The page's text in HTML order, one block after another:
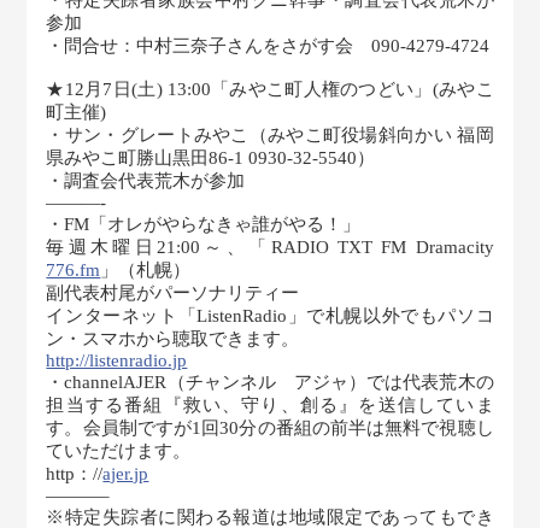
参加
・問合せ：中村三奈子さんをさがす会 090-4279-4724
★12月7日(土) 13:00「みやこ町人権のつどい」(みやこ
町主催)
・サン・グレートみやこ（みやこ町役場斜向かい 福岡
県みやこ町勝山黒田86-1 0930-32-5540）
・調査会代表荒木が参加
———-
・FM「オレがやらなきゃ誰がやる！」
毎週木曜日21:00～、「RADIO TXT FM Dramacity
776.fm 」（札幌）
副代表村尾がパーソナリティー
インターネット「ListenRadio」で札幌以外でもパソコ
ン・スマホから聴取できます。
http://listenradio.jp
・channelAJER（チャンネル アジャ）では代表荒木の
担当する番組『救い、守り、創る』を送信していま
す。会員制ですが1回30分の番組の前半は無料で視聴し
ていただけます。
http：//ajer.jp
———–
※特定失踪者に関わる報道は地域限定であってもでき